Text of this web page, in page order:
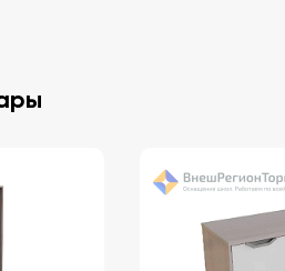
пожалуйста, обратитесь к